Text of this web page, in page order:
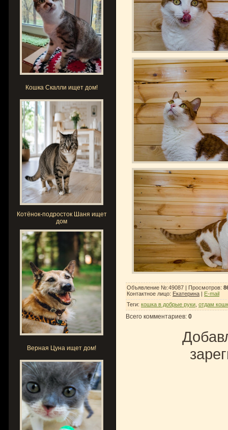
Кошка Скалли ищет дом!
Котёнок-подросток Шаня ищет
дом
Верная Цуна ищет дом!
Объявление №:49087 | Просмотров:
Контактное лицо: Екатерина | E-mail
Теги: кошка в добрые руки отдам
Всего комментариев: 0